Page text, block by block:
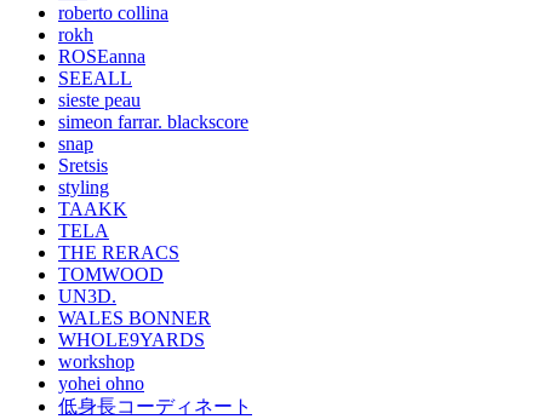
roberto collina
rokh
ROSEanna
SEEALL
sieste peau
simeon farrar. blackscore
snap
Sretsis
styling
TAAKK
TELA
THE RERACS
TOMWOOD
UN3D.
WALES BONNER
WHOLE9YARDS
workshop
yohei ohno
低身長コーディネート